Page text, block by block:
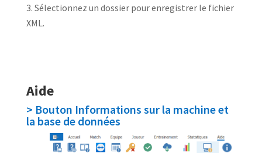
Sélectionnez un dossier pour enregistrer le fichier
XML.
Aide
> Bouton Informations sur la machine et
la base de données